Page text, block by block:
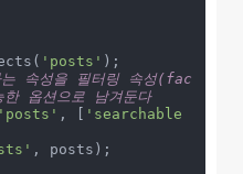
'posts'
속성을 필터링 속성(fac
옵션으로 남겨둔다
'posts' , [ 'searchable
, posts);